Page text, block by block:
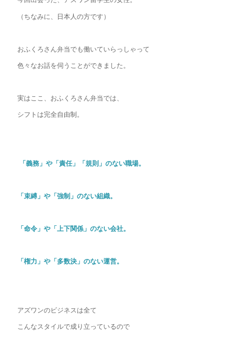
（ちなみに、日本人の方です）
おふくろさん弁当でも働いていらっしゃって
色々なお話を伺うことができました。
実はここ、おふくろさん弁当では、
シフトは完全自由制。
「義務」や「責任」「規則」のない職場。
「束縛」や「強制」のない組織。
「命令」や「上下関係」のない会社。
「権力」や「多数決」のない運営。
アズワンのビジネスは全て
こんなスタイルで成り立っているので